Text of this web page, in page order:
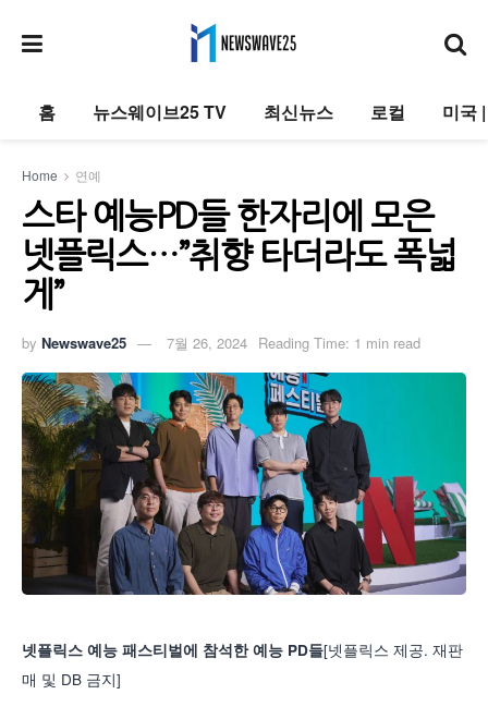
홈 뉴스웨이브25 TV 최신뉴스 로컬 미국
Home 연예
스타 예능PD들 한자리에 모은
넷플릭스…”취향 타더라도 폭넓
게”
by Newswave25 7월 26, 2024 Reading Time: 1 min read
넷플릭스 예능 패스티벌에 참석한 예능 PD들[넷플릭스 제공. 재판
매 및 DB 금지]